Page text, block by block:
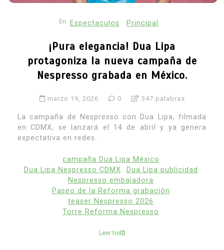
En Espectaculos Principal
¡Pura elegancia! Dua Lipa
protagoniza la nueva campaña de
Nespresso grabada en México.
marzo 19, 2026 0 347 palabras
La campaña de Nespresso con Dua Lipa, filmada
en CDMX, se lanzará el 14 de abril y ya genera
expectativa en redes.
campaña Dua Lipa México
Dua Lipa Nespresso CDMX
Dua Lipa publicidad
Nespresso embajadora
Paseo de la Reforma grabación
teaser Nespresso 2026
Torre Reforma Nespresso
Leer todo